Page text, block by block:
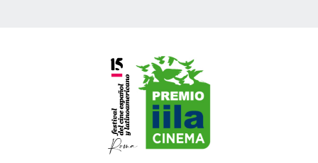
Patrimonio cultural
Empoderamiento socio-económico